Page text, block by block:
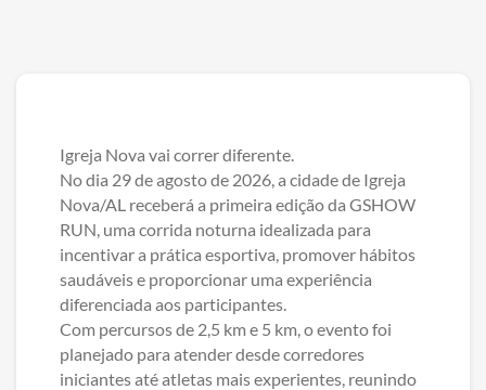
Igreja Nova vai correr diferente.
No dia 29 de agosto de 2026, a cidade de Igreja
Nova/AL receberá a primeira edição da GSHOW
RUN, uma corrida noturna idealizada para
incentivar a prática esportiva, promover hábitos
saudáveis e proporcionar uma experiência
diferenciada aos participantes.
Com percursos de 2,5 km e 5 km, o evento foi
planejado para atender desde corredores
iniciantes até atletas mais experientes, reunindo